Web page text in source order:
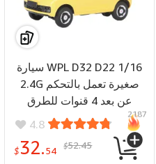
سيارة WPL D32 D22 1/16
2.4G صغيرة تعمل بالتحكم
عن بعد 4 قنوات للطرق
الوعرة عالية السرعة مزودة
بمصابيح LED
4.8
$32.54 $52.45
2187